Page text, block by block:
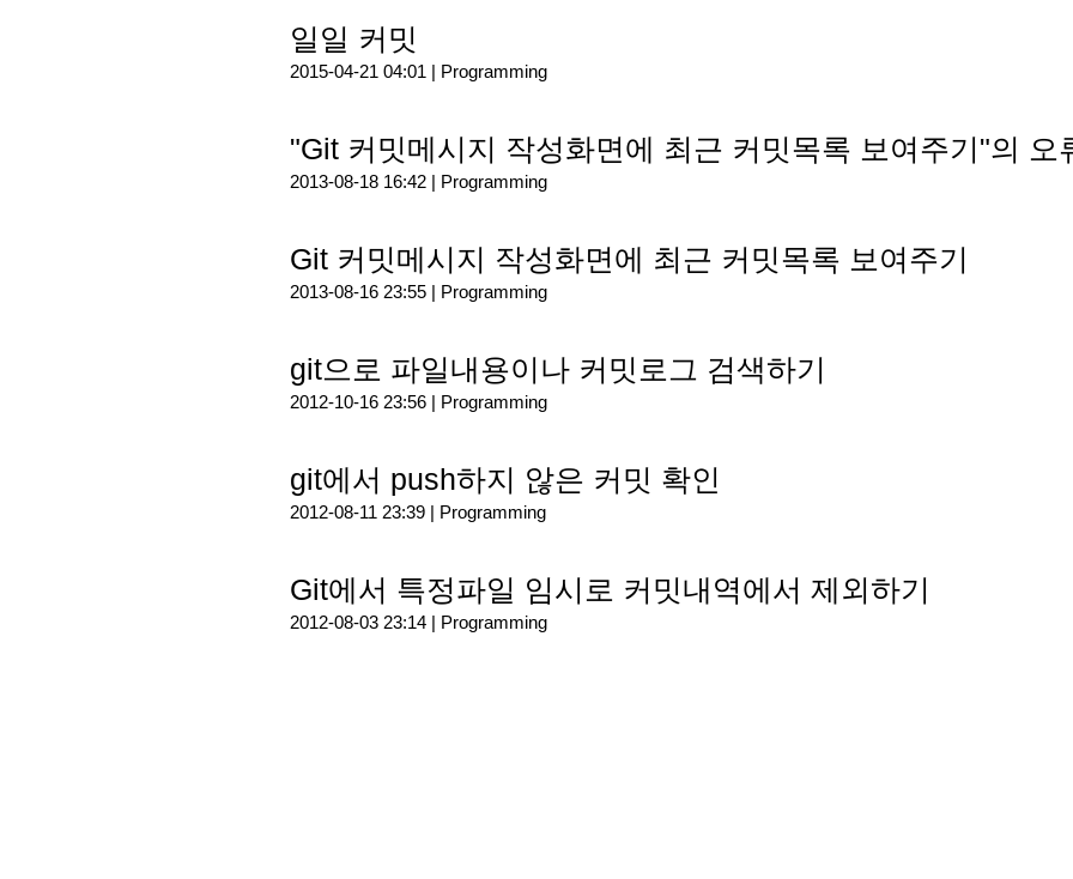
일일 커밋
2015-04-21 04:01 | Programming
"Git 커밋메시지 작성화면에 최근 커밋목록 보여주기"의 오
2013-08-18 16:42 | Programming
Git 커밋메시지 작성화면에 최근 커밋목록 보여주기
2013-08-16 23:55 | Programming
git으로 파일내용이나 커밋로그 검색하기
2012-10-16 23:56 | Programming
git에서 push하지 않은 커밋 확인
2012-08-11 23:39 | Programming
Git에서 특정파일 임시로 커밋내역에서 제외하기
2012-08-03 23:14 | Programming